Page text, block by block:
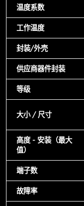
温度系数
工作温度
封装/外壳
供应商器件封装
等级
大小 / 尺寸
高度 - 安装（最大
值）
端子数
故障率